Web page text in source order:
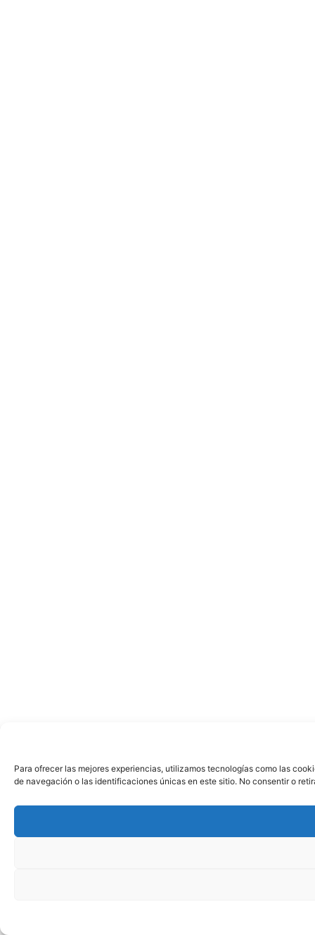
Para ofrecer las mejores experiencias, utilizamos tecnologías como las
de navegación o las identificaciones únicas en este sitio. No consentir o